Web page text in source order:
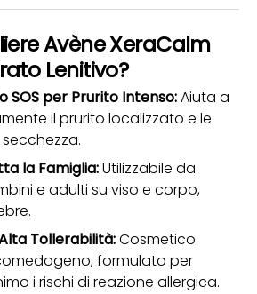
Avène XeraCalm
Lenitivo?
SOS per Prurito Intenso:Aiuta a
il prurito localizzato e le
la Famiglia:Utilizzabile da
e adulti su viso e corpo,
Tollerabilità:Cosmetico
formulato per
i rischi di reazione allergica.